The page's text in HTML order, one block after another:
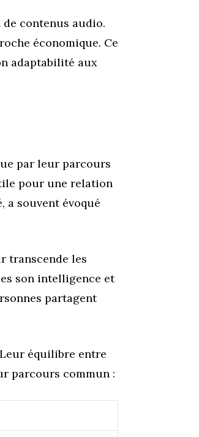
contenus audio.
économique. Ce
adaptabilité aux
par leur parcours
pour une relation
a souvent évoqué
transcende les
son intelligence et
partagent
équilibre entre
parcours commun :